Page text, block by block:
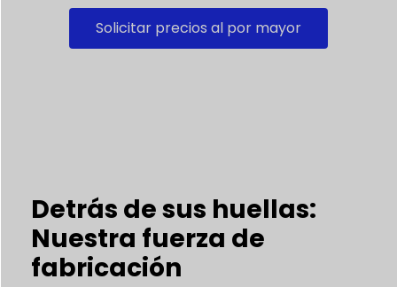
Solicitar precios al por mayor
Detrás de sus huellas:
Nuestra fuerza de
fabricación